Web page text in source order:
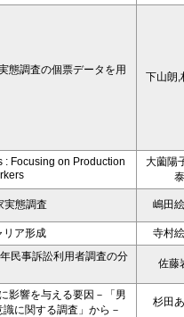
態調査の個票データを用
下山朗,
: Focusing on Production
大薗陽
泰
態調査 嶋田
リア形成
寺村
民事訴訟利用者調査の分
佐藤
影響を与える要因－「男
に関する調査」から－
杉田